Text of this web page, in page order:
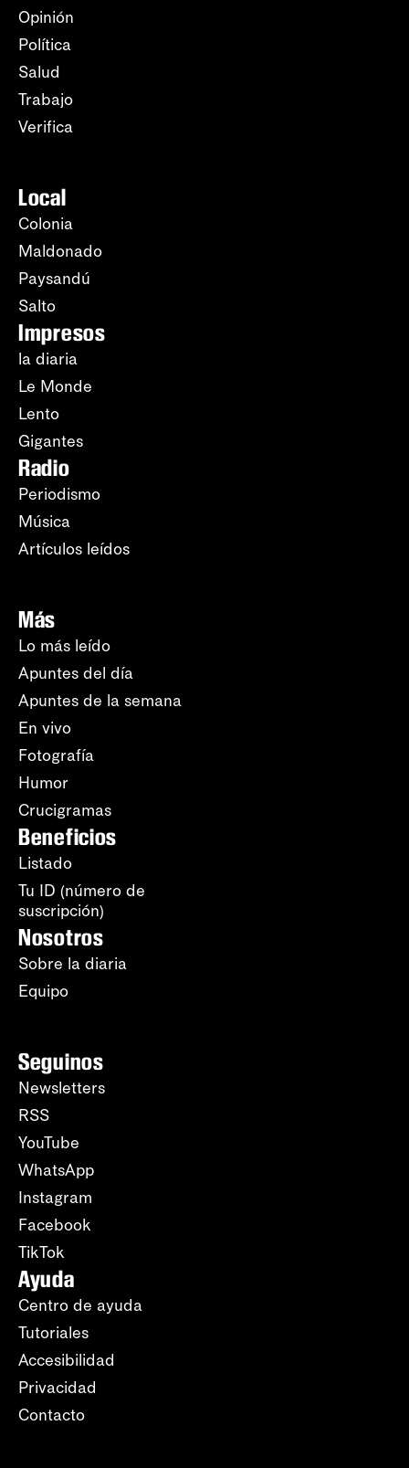
Opinión
Política
Salud
Trabajo
Verifica
Local
Colonia
Maldonado
Paysandú
Salto
Impresos
la diaria
Le Monde
Lento
Gigantes
Radio
Periodismo
Música
Artículos leídos
Más
Lo más leído
Apuntes del día
Apuntes de la semana
En vivo
Fotografía
Humor
Crucigramas
Beneficios
Listado
Tu ID (número de
suscripción)
Nosotros
Sobre la diaria
Equipo
Seguinos
Newsletters
RSS
YouTube
WhatsApp
Instagram
Facebook
TikTok
Ayuda
Centro de ayuda
Tutoriales
Accesibilidad
Privacidad
Contacto